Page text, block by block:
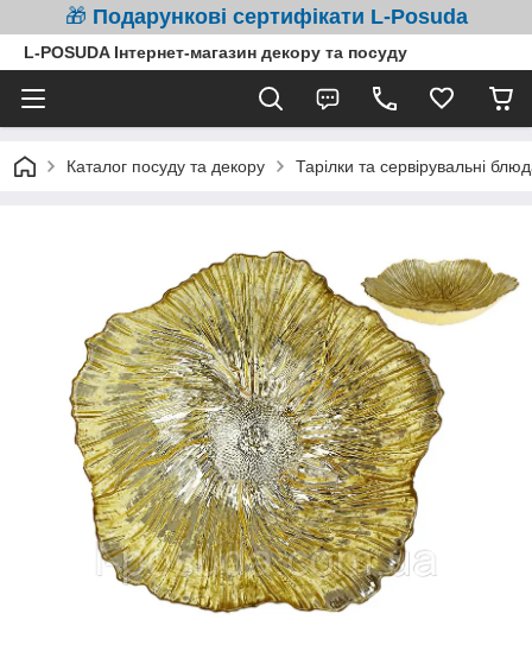
🎁 Подарункові сертифікати L-Posuda
L-POSUDA Інтернет-магазин декору та посуду
Каталог посуду та декору Тарілки та сервірувальні